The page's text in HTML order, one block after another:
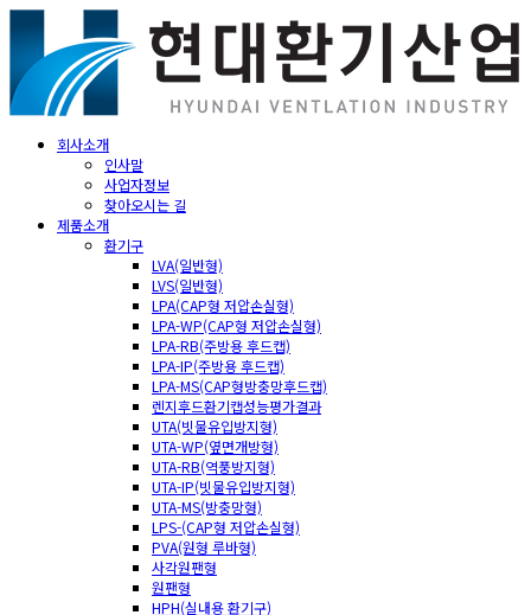
회사소개
인사말
사업자정보
찾아오시는 길
제품소개
환기구
LVA(일반형)
LVS(일반형)
LPA(CAP형 저압손실형)
LPA-WP(CAP형 저압손실형)
LPA-RB(주방용 후드캡)
LPA-IP(주방용 후드캡)
LPA-MS(CAP형방충망후드캡)
렌지후드환기캡성능평가결과
UTA(빗물유입방지형)
UTA-WP(옆면개방형)
UTA-RB(역풍방지형)
UTA-IP(빗물유입방지형)
UTA-MS(방충망형)
LPS-(CAP형 저압손실형)
PVA(원형 루바형)
사각원팬형
원팬형
HPH(실내용 환기구)